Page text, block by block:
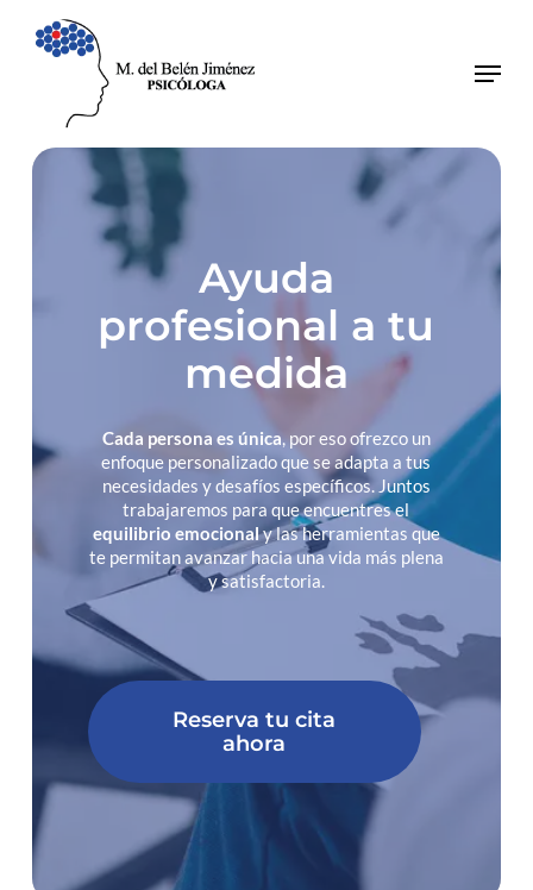
main
Menu
Ayuda
profesional a tu
medida
Cada persona es única, por eso ofrezco un
enfoque personalizado que se adapta a tus
necesidades y desafíos específicos. Juntos
trabajaremos para que encuentres el
equilibrio emocionaly las herramientas que
te permitan avanzar hacia una vida más plena
y satisfactoria.
Reserva tu cita
ahora
Close